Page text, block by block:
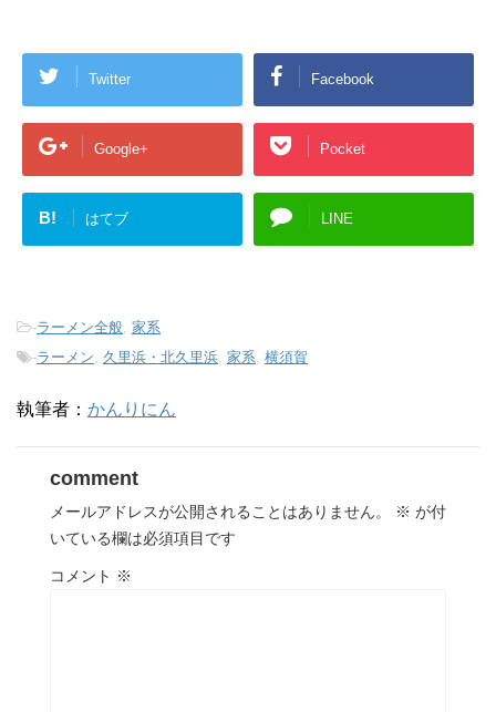
Twitter Facebook
Google+ Pocket
B! はてブ LINE
-ラーメン全般 家系
-ラーメン 久里浜・北久里浜 家系 横須賀
執筆者： かんりにん
comment
メールアドレスが公開されることはありません。 ※ が付
いている欄は必須項目です
コメント ※